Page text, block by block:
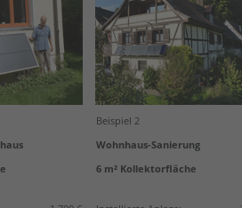
Beispiel 2
Wohnhaus-Sanierung
6 m² Kollektorfläche